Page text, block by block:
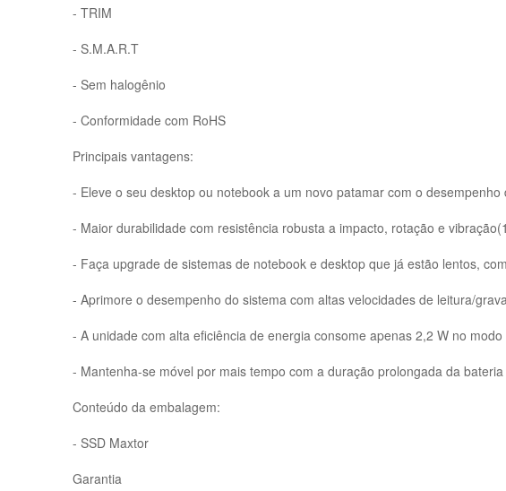
- TRIM
- S.M.A.R.T
- Sem halogênio
- Conformidade com RoHS
Principais vantagens:
- Eleve o seu desktop ou notebook a um novo patamar com o
- Maior durabilidade com resistência robusta a impacto, rotação e
- Faça upgrade de sistemas de notebook e desktop que já estão lentos,
- Aprimore o desempenho do sistema com altas velocidades de leitura/
- A unidade com alta eficiência de energia consome apenas 2,2 W no
- Mantenha-se móvel por mais tempo com a duração prolongada da
Conteúdo da embalagem:
- SSD Maxtor
Garantia